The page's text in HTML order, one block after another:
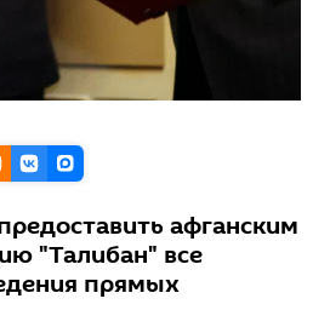
афганским
"Талибан" все
прямых